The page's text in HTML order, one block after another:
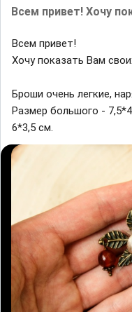
Всем привет! Хочу
Всем привет!
Хочу показать Вам
Броши очень легкие,
Размер большого -
6*3,5 см.